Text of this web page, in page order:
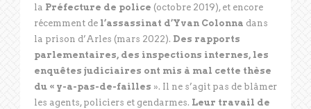
la Préfecture de police (octobre 2019), et encore
récemment de l’assassinat d’Yvan Colonna dans
la prison d’Arles (mars 2022). Des rapports
parlementaires, des inspections internes, les
enquêtes judiciaires ont mis à mal cette thèse
du « y-a-pas-de-failles ». Il ne s’agit pas de blâmer
les agents, policiers et gendarmes. Leur travail de